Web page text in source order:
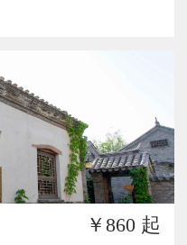
￥860 起